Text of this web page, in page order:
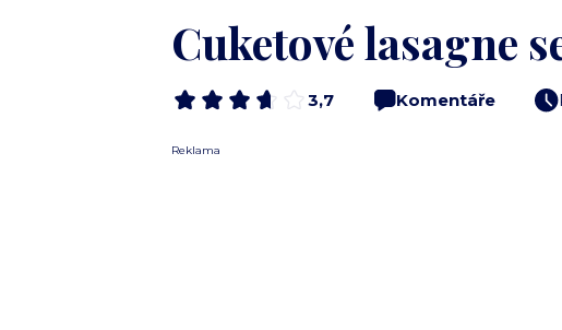
Cuketové lasagne
3,7 Komentáře
Reklama